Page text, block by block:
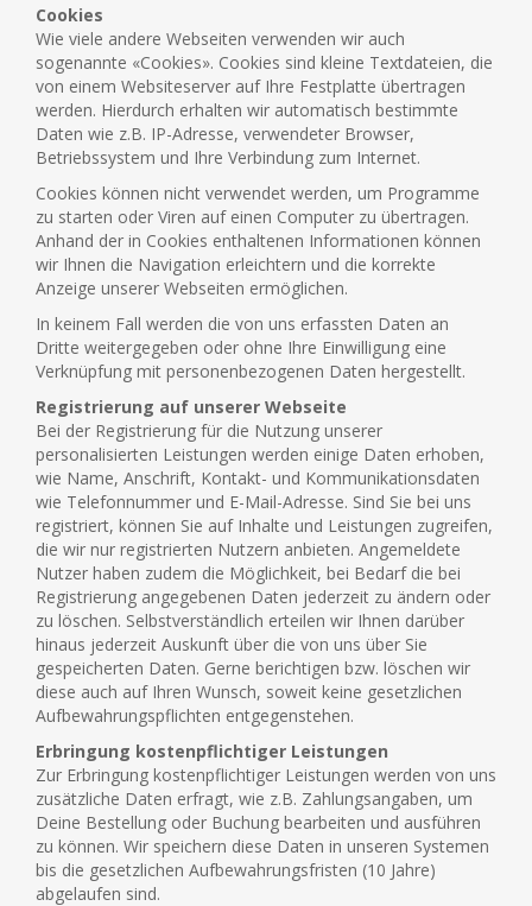
Cookies
Wie viele andere Webseiten verwenden wir auch
sogenannte «Cookies». Cookies sind kleine Textdateien, die
von einem Websiteserver auf Ihre Festplatte übertragen
werden. Hierdurch erhalten wir automatisch bestimmte
Daten wie z.B. IP-Adresse, verwendeter Browser,
Betriebssystem und Ihre Verbindung zum Internet.
Cookies können nicht verwendet werden, um Programme
zu starten oder Viren auf einen Computer zu übertragen.
Anhand der in Cookies enthaltenen Informationen können
wir Ihnen die Navigation erleichtern und die korrekte
Anzeige unserer Webseiten ermöglichen.
In keinem Fall werden die von uns erfassten Daten an
Dritte weitergegeben oder ohne Ihre Einwilligung eine
Verknüpfung mit personenbezogenen Daten hergestellt.
Registrierung auf unserer Webseite
Bei der Registrierung für die Nutzung unserer
personalisierten Leistungen werden einige Daten erhoben,
wie Name, Anschrift, Kontakt- und Kommunikationsdaten
wie Telefonnummer und E-Mail-Adresse. Sind Sie bei uns
registriert, können Sie auf Inhalte und Leistungen zugreifen,
die wir nur registrierten Nutzern anbieten. Angemeldete
Nutzer haben zudem die Möglichkeit, bei Bedarf die bei
Registrierung angegebenen Daten jederzeit zu ändern oder
zu löschen. Selbstverständlich erteilen wir Ihnen darüber
hinaus jederzeit Auskunft über die von uns über Sie
gespeicherten Daten. Gerne berichtigen bzw. löschen wir
diese auch auf Ihren Wunsch, soweit keine gesetzlichen
Aufbewahrungspflichten entgegenstehen.
Erbringung kostenpflichtiger Leistungen
Zur Erbringung kostenpflichtiger Leistungen werden von uns
zusätzliche Daten erfragt, wie z.B. Zahlungsangaben, um
Deine Bestellung oder Buchung bearbeiten und ausführen
zu können. Wir speichern diese Daten in unseren Systemen
bis die gesetzlichen Aufbewahrungsfristen (10 Jahre)
abgelaufen sind.